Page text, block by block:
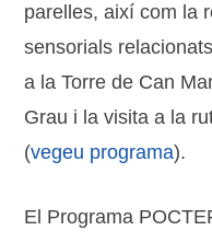
parelles, així com la
sensorials
a la Torre de Can
Grau i la visita a la
(vegeu programa).
El Programa